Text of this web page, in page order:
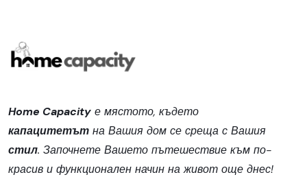
Home Capacity е мястото, където
капацитетът на Вашия дом се среща с Вашия
стил. Започнете Вашето пътешествие към по-
красив и функционален начин на живот още днес!